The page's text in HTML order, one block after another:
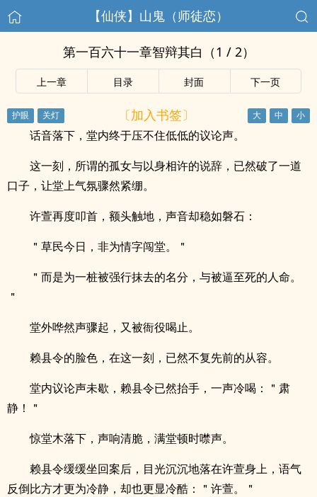
【仙侠】山鬼（师徒恋）
第一百六十一章智辩其白（1 / 2）
上一章 目录 封面 下一页
〔加入书签〕
话音落下，堂内终于压不住低低的议论声。
这一刻，所谓的孤女与以身相许的说辞，已然破了一道
口子，让堂上气氛骤然紧绷。
许萱再度叩首，额头触地，声音却稳如磐石：
＂草民今日，非为情字闯堂。＂
＂而是为一桩被强行抹去的名分，与被逼至死的人命。
＂
堂外哗然声骤起，又被衙役喝止。
赖县令的脸色，在这一刻，已然不复先前的从容。
堂内议论声未歇，赖县令已然抬手，一声冷喝：＂肃
静！＂
惊堂木落下，声响清脆，满堂顿时噤声。
赖县令缓缓坐回案后，目光沉沉地落在许萱身上，语气
反倒比方才更为冷静，却也更显冷酷：＂许萱。＂